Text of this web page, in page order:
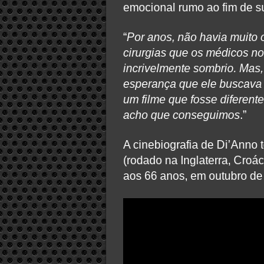
emocional rumo ao fim de
“Por anos, não havia muito
cirurgias que os médicos
incrivelmente sombrio.
esperança que ele
um filme que fosse
acho que conseguimos.”
A cinebiografia de Di’Anno
(rodado na Inglaterra,
aos 66 anos, em outubro